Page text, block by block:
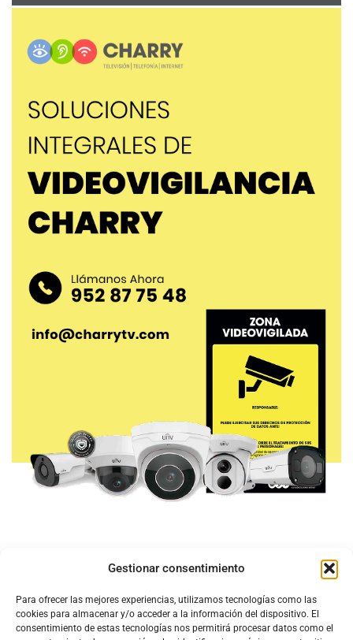
Gestionar consentimiento
Para ofrecer las mejores experiencias, utilizamos tecnologías como las
cookies para almacenar y/o acceder a la información del dispositivo. El
consentimiento de estas tecnologías nos permitirá procesar datos como el